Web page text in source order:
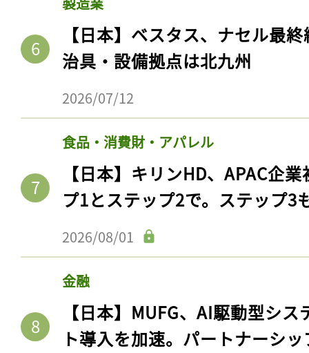
【日本】ベスタス、ナセル最
治具・設備拠点は北九州
2026/07/12
食品・消費財・アパレル
【日本】キリンHD、APAC企
プ1とステップ2で。ステップ3
2026/08/01
金融
【日本】MUFG、AI駆動型シ
ト導入を加速。パートナーシ